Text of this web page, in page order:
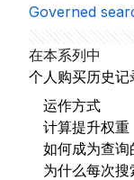
Governed
在本系列中
个人购买历史记
运作方式
计算提升权重
如何成为查询
为什么每次